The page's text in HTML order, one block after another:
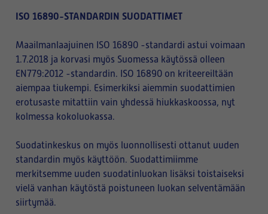
ISO 16890-STANDARDIN SUODATTIMET
Maailmanlaajuinen ISO 16890 -standardi astui voimaan
1.7.2018 ja korvasi myös Suomessa käytössä olleen
EN779:2012 -standardin. ISO 16890 on kriteereiltään
aiempaa tiukempi. Esimerkiksi aiemmin suodattimien
erotusaste mitattiin vain yhdessä hiukkaskoossa, nyt
kolmessa kokoluokassa.
Suodatinkeskus on myös luonnollisesti ottanut uuden
standardin myös käyttöön. Suodattimiimme
merkitsemme uuden suodatinluokan lisäksi toistaiseksi
vielä vanhan käytöstä poistuneen luokan selventämään
siirtymää.